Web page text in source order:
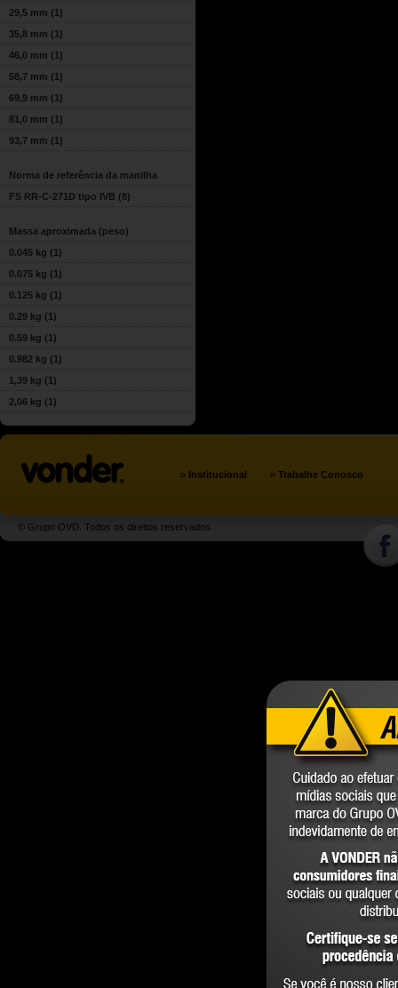
29,5 mm (1)
35,8 mm (1)
46,0 mm (1)
58,7 mm (1)
69,9 mm (1)
81,0 mm (1)
93,7 mm (1)
Norma de referência da manilha
FS RR-C-271D tipo IVB (8)
Massa aproximada (peso)
0.045 kg (1)
0.075 kg (1)
0.125 kg (1)
0.29 kg (1)
0.59 kg (1)
0.982 kg (1)
1,39 kg (1)
2,06 kg (1)
» Institucional » Trabalhe Conosco
© Grupo OVD. Todos os direitos reservados.